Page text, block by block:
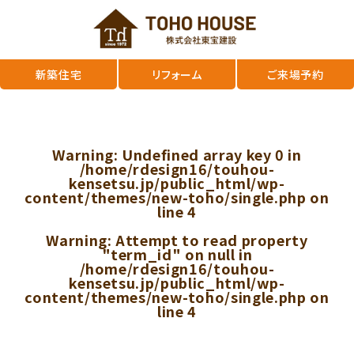
新築住宅 リフォーム ご来場予約
Warning: Undefined array key 0 in
/home/rdesign16/touhou-
kensetsu.jp/public_html/wp-
content/themes/new-toho/single.php on
line4
Warning: Attempt to read property
"term_id" on null in
/home/rdesign16/touhou-
kensetsu.jp/public_html/wp-
content/themes/new-toho/single.php on
line4